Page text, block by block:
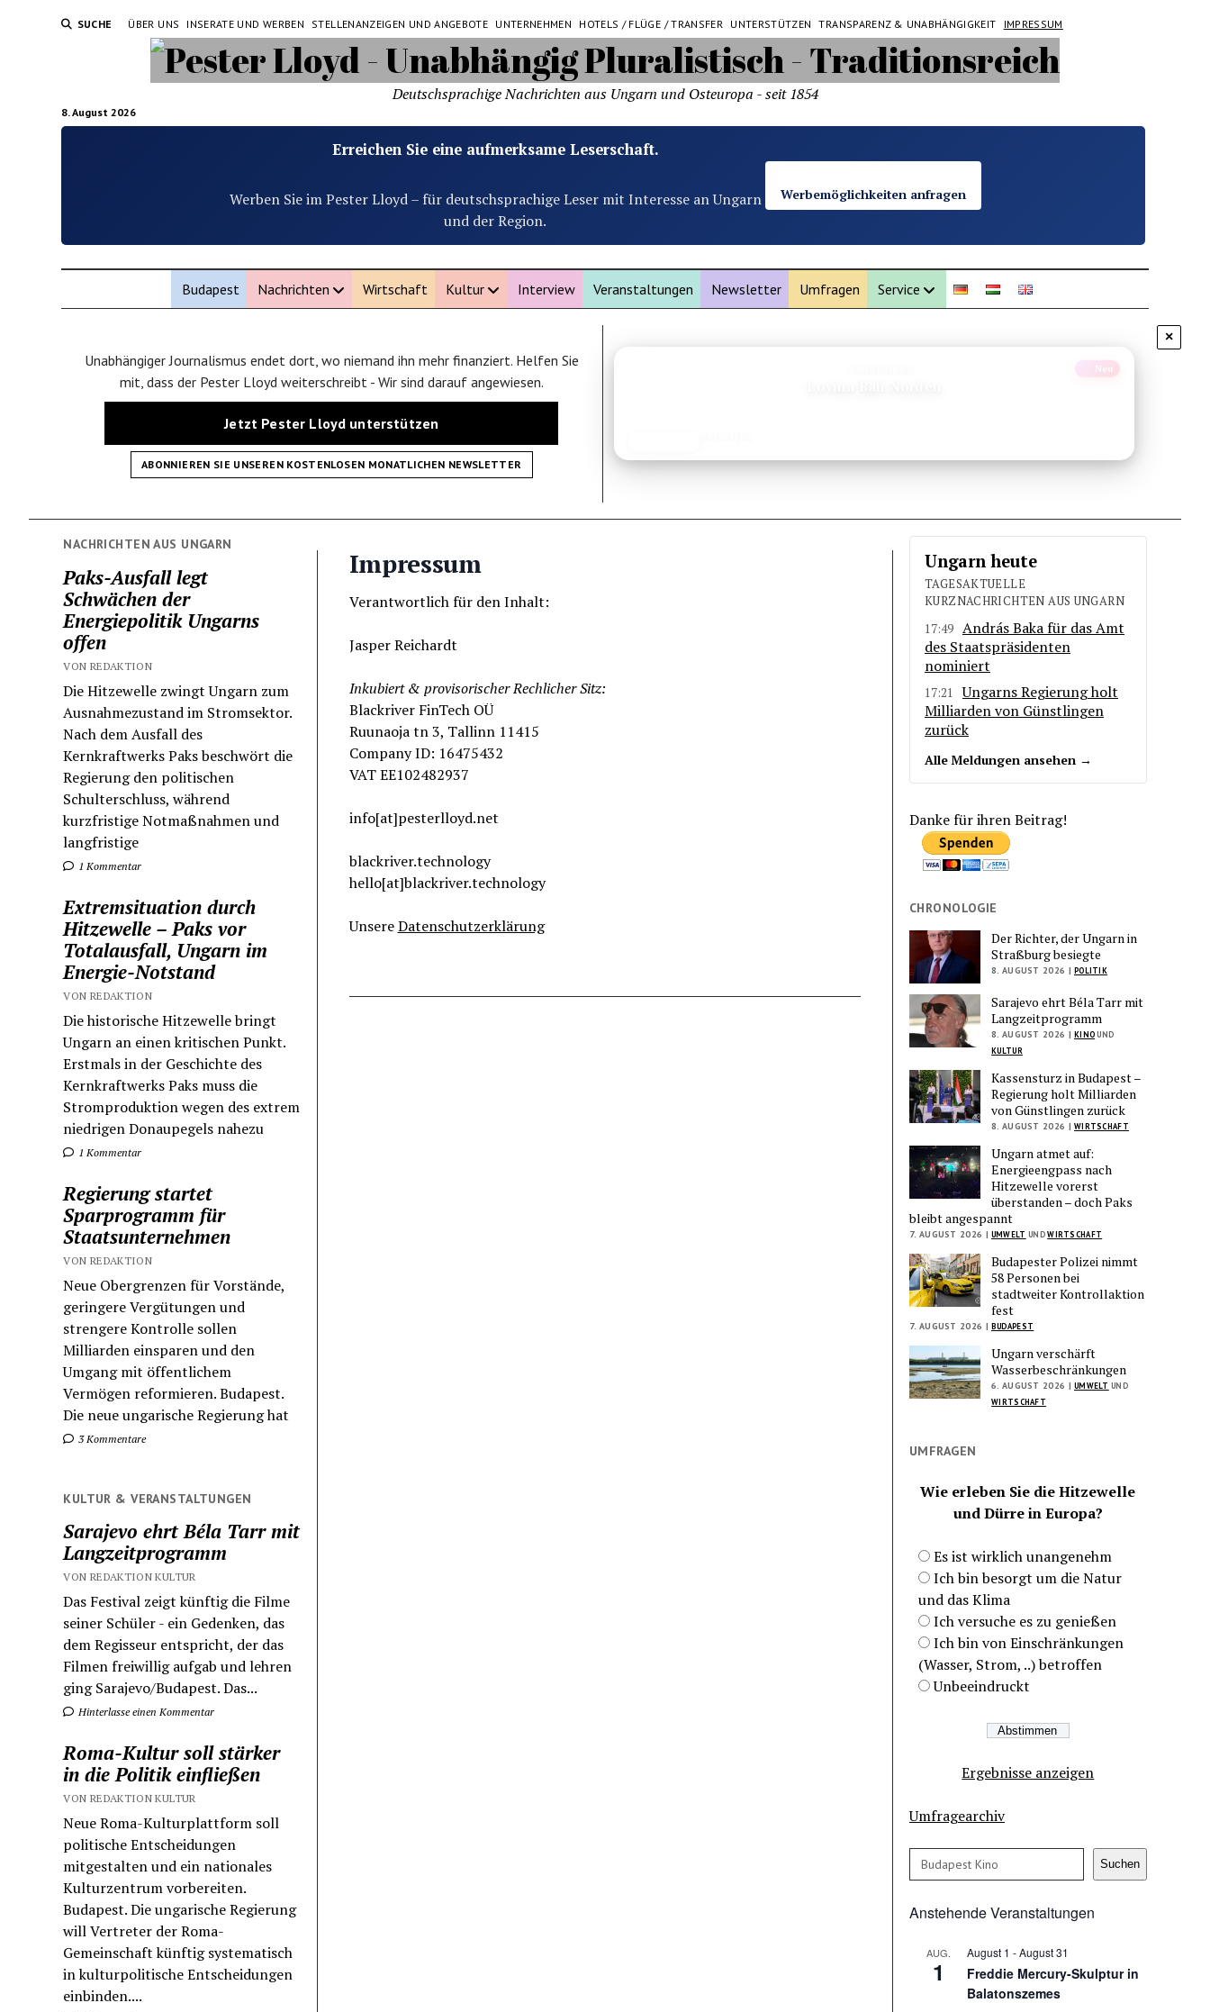
SUCHE ÜBER UNS INSERATE UND WERBEN STELLENANZEIGEN UND ANGEBOTE UNTERNEHMEN HOTELS / FLÜGE / TRANSFER UNTERSTÜTZEN TRANSPARENZ & UNABHÄNGIGKEIT IMPRESSUM
8. August 2026
Deutschsprachige Nachrichten aus Ungarn und Osteuropa - seit 1854
Erreichen Sie eine aufmerksame Leserschaft.
Werben Sie im Pester Lloyd – für deutschsprachige Leser mit Interesse an Ungarn
und der Region.
Werbemöglichkeiten anfragen
Budapest Nachrichten Wirtschaft Kultur Interview Veranstaltungen Newsletter Umfragen Service
×
Unabhängiger Journalismus endet dort, wo niemand ihn mehr finanziert. Helfen Sie
mit, dass der Pester Lloyd weiterschreibt - Wir sind darauf angewiesen.
Jetzt Pester Lloyd unterstützen
ABONNIEREN SIE UNSEREN KOSTENLOSEN MONATLICHEN NEWSLETTER
Neu
NACHRICHTEN AUS UNGARN
Paks-Ausfall legt
Schwächen der
Energiepolitik Ungarns
offen
VON REDAKTION
Die Hitzewelle zwingt Ungarn zum
Ausnahmezustand im Stromsektor.
Nach dem Ausfall des
Kernkraftwerks Paks beschwört die
Regierung den politischen
Schulterschluss, während
kurzfristige Notmaßnahmen und
langfristige
1 Kommentar
Extremsituation durch
Hitzewelle – Paks vor
Totalausfall, Ungarn im
Energie-Notstand
VON REDAKTION
Die historische Hitzewelle bringt
Ungarn an einen kritischen Punkt.
Erstmals in der Geschichte des
Kernkraftwerks Paks muss die
Stromproduktion wegen des extrem
niedrigen Donaupegels nahezu
1 Kommentar
Regierung startet
Sparprogramm für
Staatsunternehmen
VON REDAKTION
Neue Obergrenzen für Vorstände,
geringere Vergütungen und
strengere Kontrolle sollen
Milliarden einsparen und den
Umgang mit öffentlichem
Vermögen reformieren. Budapest.
Die neue ungarische Regierung hat
3 Kommentare
KULTUR & VERANSTALTUNGEN
Sarajevo ehrt Béla Tarr mit
Langzeitprogramm
VON REDAKTION KULTUR
Das Festival zeigt künftig die Filme
seiner Schüler - ein Gedenken, das
dem Regisseur entspricht, der das
Filmen freiwillig aufgab und lehren
ging Sarajevo/Budapest. Das...
Hinterlasse einen Kommentar
Roma-Kultur soll stärker
in die Politik einfließen
VON REDAKTION KULTUR
Neue Roma-Kulturplattform soll
politische Entscheidungen
mitgestalten und ein nationales
Kulturzentrum vorbereiten.
Budapest. Die ungarische Regierung
will Vertreter der Roma-
Gemeinschaft künftig systematisch
in kulturpolitische Entscheidungen
einbinden....
Impressum
Verantwortlich für den Inhalt:
Jasper Reichardt
Inkubiert & provisorischer Rechlicher Sitz:
Blackriver FinTech OÜ
Ruunaoja tn 3, Tallinn 11415
Company ID: 16475432
VAT EE102482937
info[at]pesterlloyd.net
blackriver.technology
hello[at]blackriver.technology
UnsereDatenschutzerklärung
Ungarn heute
TAGESAKTUELLE
KURZNACHRICHTEN AUS UNGARN
17:49 András Baka für das Amt
des Staatspräsidenten
nominiert
17:21
Ungarns Regierung holt
Milliarden von Günstlingen
zurück
Alle Meldungen ansehen →
Danke für ihren Beitrag!
CHRONOLOGIE
Der Richter, der Ungarn in
Straßburg besiegte
8. AUGUST 2026 | POLITIK
Sarajevo ehrt Béla Tarr mit
Langzeitprogramm
8. AUGUST 2026 | KINOUND
KULTUR
Kassensturz in Budapest –
Regierung holt Milliarden
von Günstlingen zurück
8. AUGUST 2026 | WIRTSCHAFT
Ungarn atmet auf:
Energieengpass nach
Hitzewelle vorerst
überstanden – doch Paks
bleibt angespannt
7. AUGUST 2026 | UMWELT UNDWIRTSCHAFT
Budapester Polizei nimmt
58 Personen bei
stadtweiter Kontrollaktion
fest
7. AUGUST 2026 | BUDAPEST
Ungarn verschärft
Wasserbeschränkungen
6. AUGUST 2026 | UMWELT UND
WIRTSCHAFT
UMFRAGEN
Wie erleben Sie die Hitzewelle
und Dürre in Europa?
Es ist wirklich unangenehm
Ich bin besorgt um die Natur
und das Klima
Ich versuche es zu genießen
Ich bin von Einschränkungen
(Wasser, Strom, ..) betroffen
Unbeeindruckt
Ergebnisse anzeigen
Umfragearchiv
Suchen Suchen
Anstehende Veranstaltungen
AUG.
1
August 1 -August 31
Freddie Mercury-Skulptur in
Balatonszemes